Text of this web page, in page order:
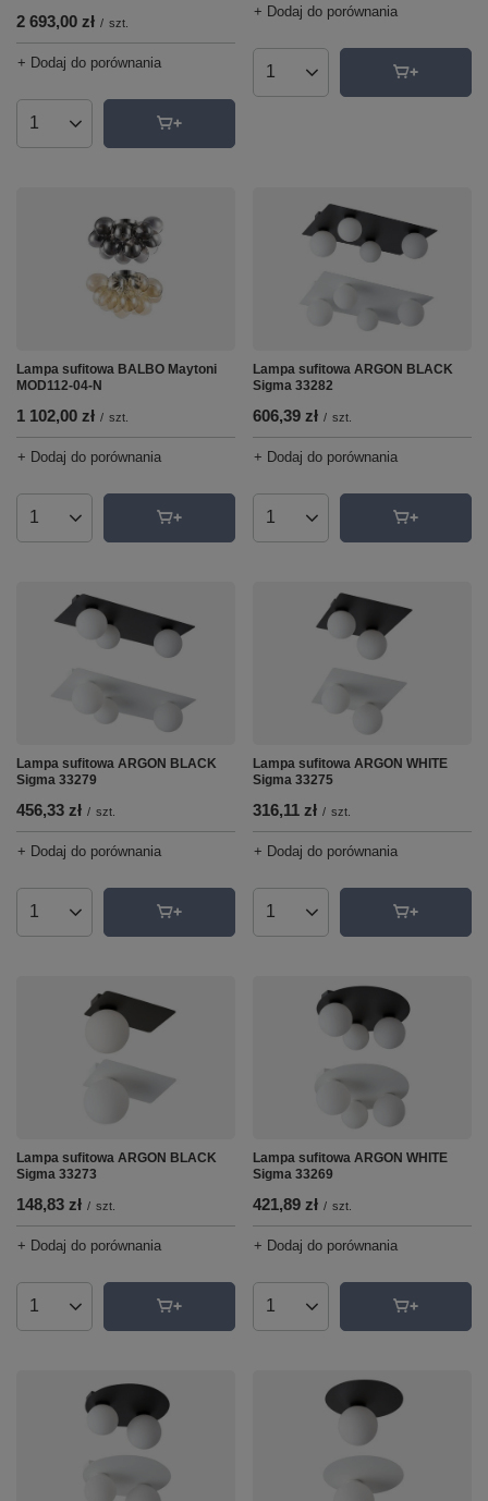
2 693,00 zł / szt.
+ Dodaj do porównania
Ilość produktów
+ Dodaj do porównania
Ilość produktów
Lampa sufitowa BALBO Maytoni
MOD112-04-N
1 102,00 zł / szt.
+ Dodaj do porównania
Ilość produktów
Lampa sufitowa ARGON BLACK
Sigma 33282
606,39 zł / szt.
+ Dodaj do porównania
Ilość produktów
Lampa sufitowa ARGON BLACK
Sigma 33279
456,33 zł / szt.
+ Dodaj do porównania
Ilość produktów
Lampa sufitowa ARGON WHITE
Sigma 33275
316,11 zł / szt.
+ Dodaj do porównania
Ilość produktów
Lampa sufitowa ARGON BLACK
Sigma 33273
148,83 zł / szt.
+ Dodaj do porównania
Ilość produktów
Lampa sufitowa ARGON WHITE
Sigma 33269
421,89 zł / szt.
+ Dodaj do porównania
Ilość produktów